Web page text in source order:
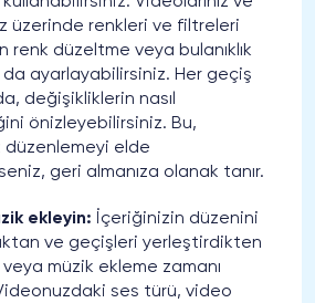
üzerinde renkleri ve filtreleri
renk düzeltme veya bulanıklık
da ayarlayabilirsiniz. Her geçiş
değişikliklerin nasıl
önizleyebilirsiniz. Bu,
elde
geri almanıza olanak tanır.
ekleyin: İçeriğinizin düzenini
ve geçişleri yerleştirdikten
müzik ekleme zamanı
ses türü, video